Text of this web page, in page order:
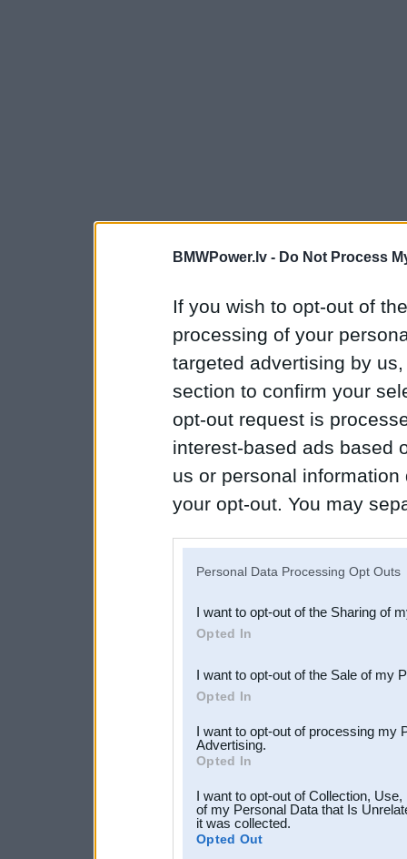
BMWPower.lv - Do Not Process
If you wish to opt-out of
processing of your
targeted advertising by
section to confirm your
opt-out request is
interest-based ads based
us or personal
your opt-out. You may
Downstream Participants
third parties.
Personal Data Processing Opt Outs
I want to opt-out of the Sharing of
Opted In
I want to opt-out of the Sale of my
Opted In
I want to opt-out of processing my
Advertising.
Opted In
I want to opt-out of Collection,
of my Personal Data that Is
it was collected.
Opted Out